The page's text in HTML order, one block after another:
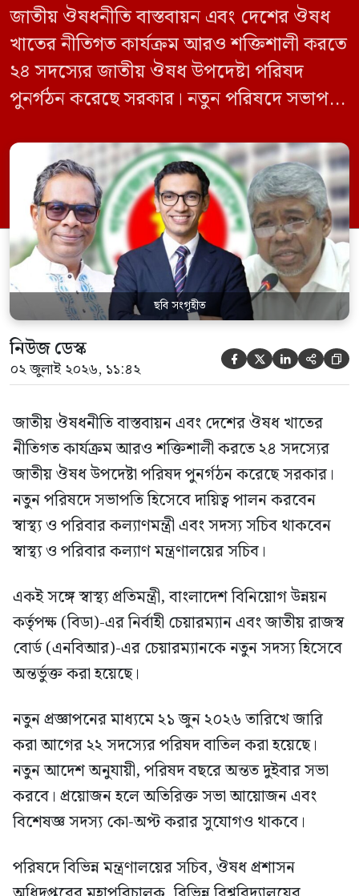
জাতীয় ঔষধনীতি বাস্তবায়ন এবং দেশের ঔষধ
খাতের নীতিগত কার্যক্রম আরও শক্তিশালী করতে
২৪ সদস্যের জাতীয় ঔষধ উপদেষ্টা পরিষদ
পুনর্গঠন করেছে সরকার। নতুন পরিষদে সভাপতি
কল্যাণমন্ত্রী এবং সদস্য সচিব থাকবেন স্বাস্থ্য ও
পরিবার কল্যাণ মন্ত্রণালয়ের সচিব। একই সঙ্গে
স্বাস্থ্য প্রতিমন্ত্রী, বাংলাদেশ বিনিয়োগ উন্নয়ন
কর্তৃপক্ষ (বিডা)-এর নির্বাহী চেয়ারম্যান এবং
জাতীয় […]
ছবি সংগৃহীত
নিউজ ডেস্ক
০২ জুলাই ২০২৬, ১১:৪২     
জাতীয় ঔষধনীতি বাস্তবায়ন এবং দেশের ঔষধ খাতের
নীতিগত কার্যক্রম আরও শক্তিশালী করতে ২৪ সদস্যের
জাতীয় ঔষধ উপদেষ্টা পরিষদ পুনর্গঠন করেছে সরকার।
নতুন পরিষদে সভাপতি হিসেবে দায়িত্ব পালন করবেন
স্বাস্থ্য ও পরিবার কল্যাণমন্ত্রী এবং সদস্য সচিব থাকবেন
স্বাস্থ্য ও পরিবার কল্যাণ মন্ত্রণালয়ের সচিব।
একই সঙ্গে স্বাস্থ্য প্রতিমন্ত্রী, বাংলাদেশ বিনিয়োগ উন্নয়ন
কর্তৃপক্ষ (বিডা)-এর নির্বাহী চেয়ারম্যান এবং জাতীয় রাজস্ব
বোর্ড (এনবিআর)-এর চেয়ারম্যানকে নতুন সদস্য হিসেবে
অন্তর্ভুক্ত করা হয়েছে।
নতুন প্রজ্ঞাপনের মাধ্যমে ২১ জুন ২০২৬ তারিখে জারি
করা আগের ২২ সদস্যের পরিষদ বাতিল করা হয়েছে।
নতুন আদেশ অনুযায়ী, পরিষদ বছরে অন্তত দুইবার সভা
করবে। প্রয়োজন হলে অতিরিক্ত সভা আয়োজন এবং
বিশেষজ্ঞ সদস্য কো-অপ্ট করার সুযোগও থাকবে।
পরিষদে বিভিন্ন মন্ত্রণালয়ের সচিব, ঔষধ প্রশাসন